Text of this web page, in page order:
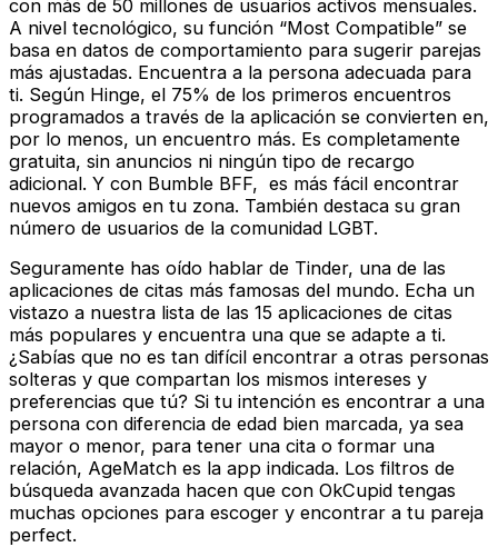
con más de 50 millones de usuarios activos mensuales.
A nivel tecnológico, su función “Most Compatible” se
basa en datos de comportamiento para sugerir parejas
más ajustadas. Encuentra a la persona adecuada para
ti. Según Hinge, el 75% de los primeros encuentros
programados a través de la aplicación se convierten en,
por lo menos, un encuentro más. Es completamente
gratuita, sin anuncios ni ningún tipo de recargo
adicional. Y con Bumble BFF, es más fácil encontrar
nuevos amigos en tu zona. También destaca su gran
número de usuarios de la comunidad LGBT.
Seguramente has oído hablar de Tinder, una de las
aplicaciones de citas más famosas del mundo. Echa un
vistazo a nuestra lista de las 15 aplicaciones de citas
más populares y encuentra una que se adapte a ti.
¿Sabías que no es tan difícil encontrar a otras personas
solteras y que compartan los mismos intereses y
preferencias que tú? Si tu intención es encontrar a una
persona con diferencia de edad bien marcada, ya sea
mayor o menor, para tener una cita o formar una
relación, AgeMatch es la app indicada. Los filtros de
búsqueda avanzada hacen que con OkCupid tengas
muchas opciones para escoger y encontrar a tu pareja
perfect.